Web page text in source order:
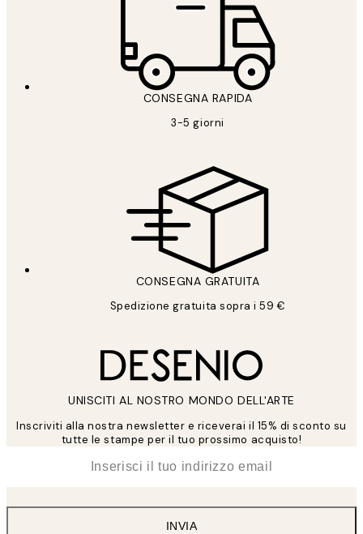
CONSEGNA RAPIDA
3-5 giorni
CONSEGNA GRATUITA
Spedizione gratuita sopra i 59 €
UNISCITI AL NOSTRO MONDO DELL'ARTE
Inscriviti alla nostra newsletter e riceverai il 15% di sconto su
tutte le stampe per il tuo prossimo acquisto!
INVIA